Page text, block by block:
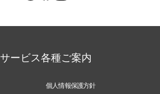
サービス各種ご案内
個人情報保護方針